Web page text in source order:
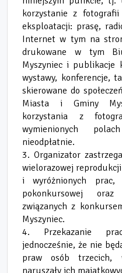
korzystanie z
eksploatacji: prasę,
Internet w tym na
drukowane w tym
Myszyniec i publikacje
wystawy, konferencje,
skierowane do
Miasta i Gminy
korzystania z
wymienionych
nieodpłatnie.
3. Organizator
wielorazowej
i wyróżnionych
pokonkursowej
związanych z
Myszyniec.
4. Przekazanie
jednocześnie, że nie
praw osób trzecich,